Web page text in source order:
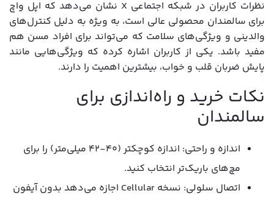
نظرات کاربران در شبکه اجتماعی X نشان می‌دهد که اپل واچ
برای سالمندان محصولی عالی است، به ویژه به دلیل کنترل‌های
والدینی و ویژگی‌های سلامت که می‌تواند برای افراد مسن هم
مفید باشد. یکی از کاربران اشاره کرده که ویژگی‌هایی مانند
پایش ضربان قلب و خواب، بیشترین اهمیت را دارند.
نکات خرید و راه‌اندازی برای
سالمندان
اندازه و راحتی: اندازه کوچکتر (۴۰-۴۲ میلی‌متر) را برای
مچ‌های باریک‌تر انتخاب کنید.
اتصال سلولی: نسخه Cellular اجازه می‌دهد بدون آیفون